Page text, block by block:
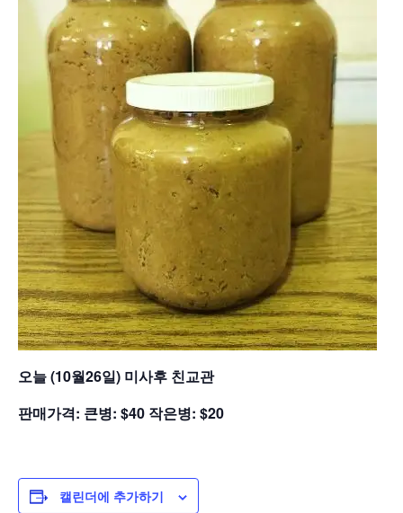
오늘 (10월26일) 미사후 친교관
판매가격: 큰병: $40 작은병: $20
캘린더에 추가하기